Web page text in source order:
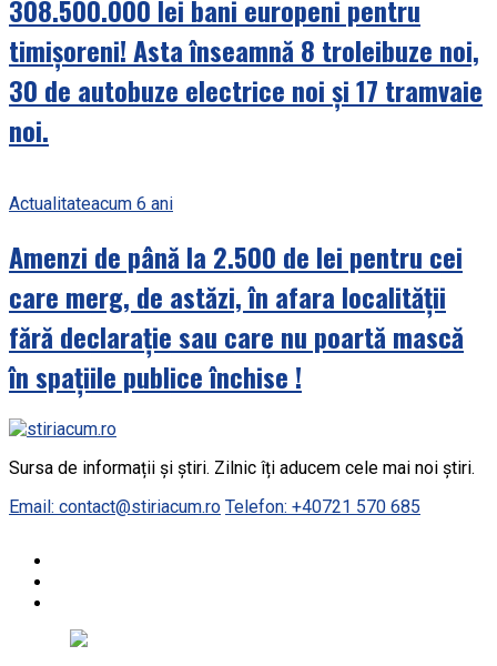
308.500.000 lei bani europeni pentru
timișoreni! Asta înseamnă 8 troleibuze noi,
30 de autobuze electrice noi și 17 tramvaie
noi.
Actualitateacum 6 ani
Amenzi de până la 2.500 de lei pentru cei
care merg, de astăzi, în afara localității
fără declarație sau care nu poartă mască
în spațiile publice închise !
Sursa de informații și știri. Zilnic îți aducem cele mai noi știri.
Email: contact@stiriacum.ro Telefon: +40721 570 685